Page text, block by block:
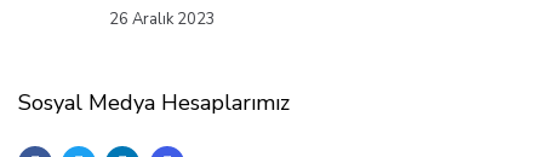
26 Aralık 2023
Sosyal Medya Hesaplarımız